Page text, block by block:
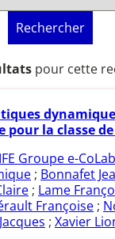
Rechercher
pour cette
pour la classe
Groupe e-CoLab
; Bonnafet
; Lame
Françoise ;
; Xavier